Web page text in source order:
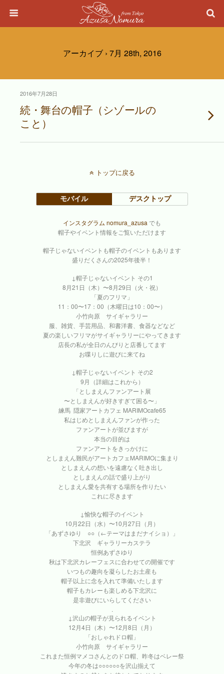
アーカイブ › 7月 28th, 2016
2016年7月28日
続・舞台の帽子（シゾールの
こと）
トップに戻る
モバイル デスクトップ
インスタグラム nomura_azusa でも
帽子やイベント情報をご覧いただけます
帽子じゃないイベントも帽子のイベントもあります
盛りだくさんの2025年後半！
↓帽子じゃないイベント その1
8月21日（木）〜8月29日（火・祝）
「夏のフリマ」
11：00〜17：00（木曜日は10：00〜）
小竹向原 サイギャラリー
服、雑貨、手芸用品、和書洋書、食器などなど
夏の楽しいフリマがサイギャラリーにやってきます
店長の私が全日のんびりと店番してます
お喋りしに遊びに来てね
↓帽子じゃないイベント その2
9月（詳細はこれから）
「としまえんファンアート展
〜としまえんが好きすぎて困る〜」
練馬 隠家アートカフェ MARIMOcafe65
私はじめとしまえんファンが作った
ファンアートが並びますが
本当の目的は
ファンアートをきっかけに
としまえん難民がアートカフェMARIMOに集まり
としまえんの想いを遠慮なく吐き出し
としまえんの話で盛り上がり
としまえん愛を共有する場所を作りたい
これに尽きます
↓愉快な帽子のイベント
10月22日（水）〜10月27日（月）
「あずさゆり ○○（←テーマはまだナイショ）」
下北沢 ギャラリーカステラ
恒例あずさゆり
秋は下北沢カレーフェスに合わせての開催です
いつもの趣向を凝らしたお土産も
帽子以上に念を入れて準備いたします
帽子もカレーも楽しめる下北沢に
是非遊びにいらしてください
.
↓沢山の帽子が見られるイベント
12月4日（木）〜12月8日（月）
「おしゃれドロ帽」
小竹向原 サイギャラリー
これまた恒例マメコさんとのドロ帽、昨冬はベレー祭
今年の冬は○○○○○○を沢山揃えて